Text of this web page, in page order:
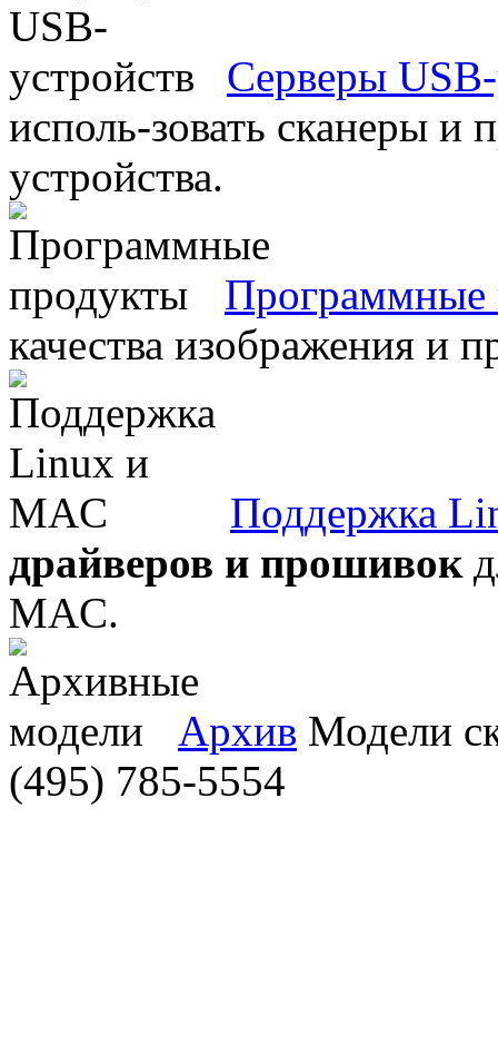
Серверы
исполь-зовать сканеры и
устройства.
Программные
качества изображения и
Поддержка
драйверов и прошивок
MAC.
Архив Модели
(495) 785-5554